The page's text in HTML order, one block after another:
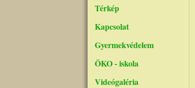
Térkép
Kapcsolat
Gyermekvédelem
ÖKO - iskola
Videógaléria